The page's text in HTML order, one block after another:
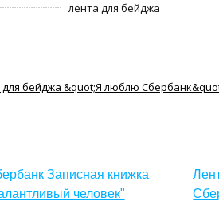
лента для бейджа
Записная книжка
человек"